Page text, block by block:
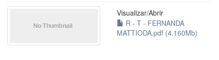
Visualizar/Abrir
R - T - FERNANDA
MATTIODA.pdf (4.160Mb)